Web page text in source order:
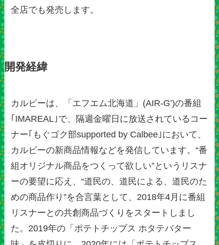
全店でも発売します。
開発経緯
カルビーは、「エフエム北海道」(AIR-G’)の番組
｢IMAREAL｣で、隔週金曜日に放送されているコー
ナー｢もぐゴク部supported by Calbee｣において、
カルビーの新商品情報などを発信しています。“番
組オリジナル商品をつくって欲しい”というリスナ
ーの要望に応え、“道民の、道民による、道民のた
めの商品作り”を合言葉として、2018年4月に番組
リスナーとの共創商品づくりをスタートしまし
た。2019年の「ポテトチップス ホタテバター